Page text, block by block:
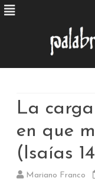
La
en que
(Isaías
Mariano Franco